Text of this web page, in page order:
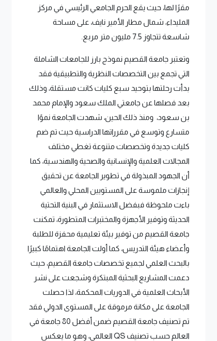
مقرًا لها، حيث يقع الحرم الجامعي الرئيسي في مركز
المليداء، شمال مطار الأمير نايف، على مساحة
شاسعة تتجاوز 7.5 مليون متر مربع.
وتعتبر جامعة القصيم نموذج بارز للجامعات الشاملة
التي تجمع بين التخصصات النظرية والتطبيقية فقد
بدأت رحلتها بتوحيد سبع كليات كانت مستقلة، وذلك
بعد فصلها عن جامعتي الملك سعود والإمام محمد
بن سعود، ومنذ ذلك الحين، شهدت الجامعة نموًا
متسارع وتوسع في مقرراتها الدراسية حيث تم ضم
كليات جديدة وتخصصات متنوعة تغطي مختلف
المجالات العلمية والإنسانية والصحية والهندسية، كما
أن الجهود المبذولة في تطوير الجامعة عن تحقيق
إنجازات ملموسة على المستويين المحلي والعالمي
باءت ملحوظة فبفضل الاستثمار في البنية التحتية
الحديثة وتوفير الأجهزة والمختبرات المتطورة، تمكنت
جامعة القصيم من توفير بيئة تعليمية محفزة للطلبة
وأعضاء هيئة التدريس، كما أولت الجامعة اهتمامًا كبيرًا
بالبحث العلمي لجميع تخصصات جامعة القصيم، حيث
دعمت المشاريع البحثية المبتكرة وشجعت على نشر
الأبحاث العلمية في الدوريات المحكمة، لذا حصلت
الجامعة على مكانة مرموقة على المستوى الدولي فقد
تم تصنيف جامعة القصيم ضمن أفضل 80 جامعة في
العالم حسب تصنيف QS العالمي، وهو ما يعكس